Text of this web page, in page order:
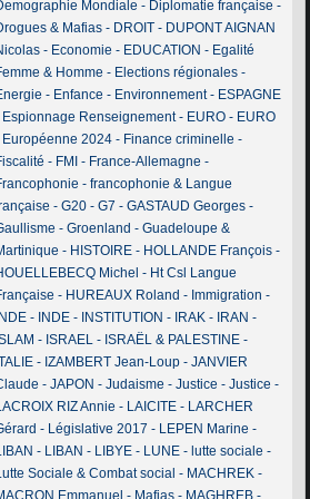
Mondiale - Diplomatie française -
& Mafias- DROIT- DUPONT AIGNAN
- Economie - EDUCATION - Egalité
& Homme - Elections régionales-
- Enfance - Environnement- ESPAGNE
Espionnage Renseignement- EURO- EURO
Européenne 2024- Finance criminelle -
- FMI - France-Allemagne -
- francophonie & Langue
- G20- G7 - GASTAUD Georges-
- Groenland - Guadeloupe &
- HISTOIRE- HOLLANDE François-
Michel - Ht Csl Langue
- HUREAUX Roland - Immigration -
- INDE- INSTITUTION - IRAK- IRAN -
- ISRAEL- ISRAËL & PALESTINE-
- IZAMBERT Jean-Loup- JANVIER
- JAPON - Judaisme - Justice - Justice -
RIZ Annie - LAICITE- LARCHER
- Législative 2017 - LEPEN Marine -
- LIBAN - LIBYE- LUNE- lutte sociale -
Sociale & Combat social - MACHREK-
Emmanuel - Mafias- MAGHREB-